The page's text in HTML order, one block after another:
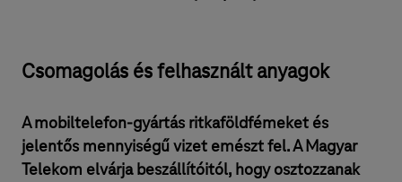
Csomagolás és felhasznált anyagok
A mobiltelefon-gyártás ritkaföldfémeket és
jelentős mennyiségű vizet emészt fel. A Magyar
Telekom elvárja beszállítóitól, hogy osztozzanak